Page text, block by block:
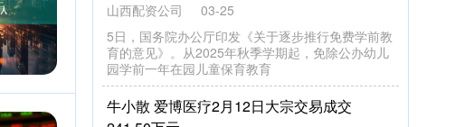
山西配资公司
03-25
5日，国务院办公厅印发《关于逐步推行免费学前教
育的意见》。从2025年秋季学期起，免除公办幼儿
园学前一年在园儿童保育教育
牛小散 爱博医疗2月12日大宗交易成交